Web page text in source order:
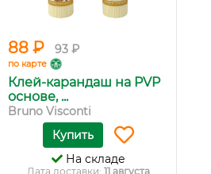
88 ₽ 93 ₽
по карте
Клей-карандаш на PVP
основе, ...
Bruno Visconti
Купить
На складе
Дата доставки: 11 августа